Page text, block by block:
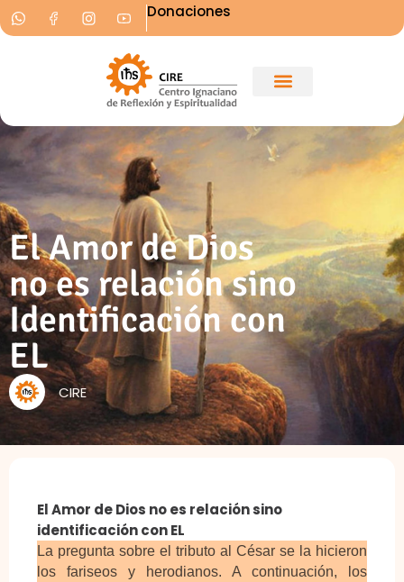
Donaciones
El Amor de Dios
no es relación sino
Identificación con
EL
CIRE
El Amor de Dios no es relación sino
identificación con EL
La pregunta sobre el tributo al César se la hicieron
los fariseos y herodianos. A continuación, los